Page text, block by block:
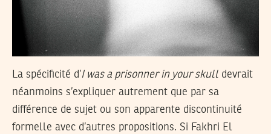
La spécificité d’I was a prisonner in your skull devrait
néanmoins s’expliquer autrement que par sa
différence de sujet ou son apparente discontinuité
formelle avec d’autres propositions. Si Fakhri El